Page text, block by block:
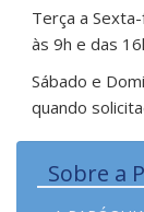
Terça a
às 9h e das
Sábado e
quando
Sobre a